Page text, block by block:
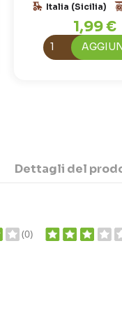
Italia (Sicilia)
1,99 €
Dettagli del
(0)